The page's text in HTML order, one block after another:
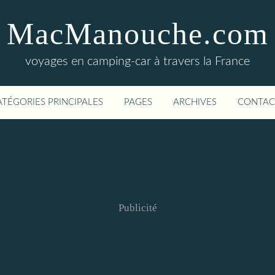
MacManouche.com
voyages en camping-car à travers la France
PRINCIPALES PAGES ARCHIVES
Publicité